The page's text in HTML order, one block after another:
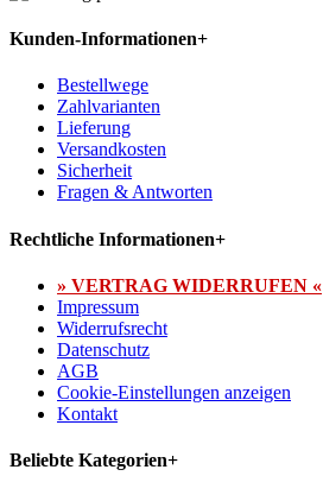
Kunden-Informationen+
Bestellwege
Zahlvarianten
Lieferung
Versandkosten
Sicherheit
Fragen & Antworten
Rechtliche Informationen+
» VERTRAG WIDERRUFEN «
Impressum
Widerrufsrecht
Datenschutz
AGB
Cookie-Einstellungen anzeigen
Kontakt
Beliebte Kategorien+